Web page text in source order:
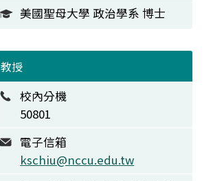
美國聖母大學 政治學系 博士
教授
校內分機
50801
電子信箱
kschiu@nccu.edu.tw